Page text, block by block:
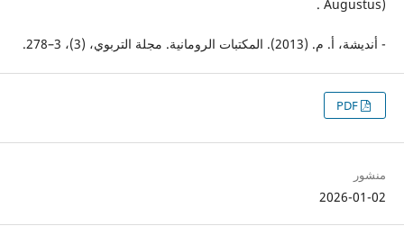
Augustus) .
- أنديشة، أ. م. (2013). المكتبات الرومانية. مجلة التربوي، (3)، 3–278.
PDF
منشور
2026-01-02